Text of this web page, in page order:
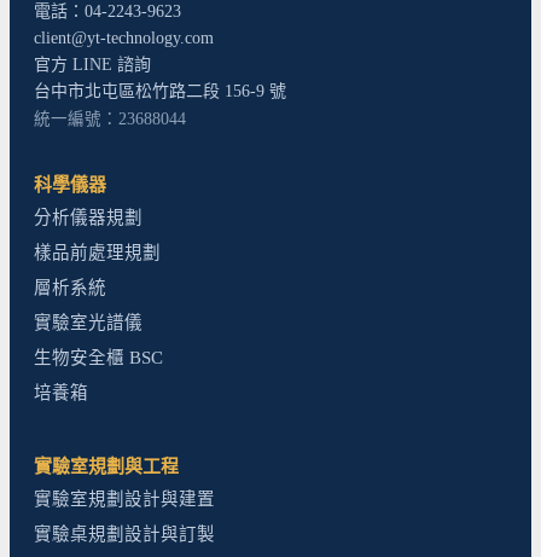
電話：04-2243-9623
client@yt-technology.com
官方 LINE 諮詢
台中市北屯區松竹路二段 156-9 號
統一編號：23688044
科學儀器
分析儀器規劃
樣品前處理規劃
層析系統
實驗室光譜儀
生物安全櫃 BSC
培養箱
實驗室規劃與工程
實驗室規劃設計與建置
實驗桌規劃設計與訂製